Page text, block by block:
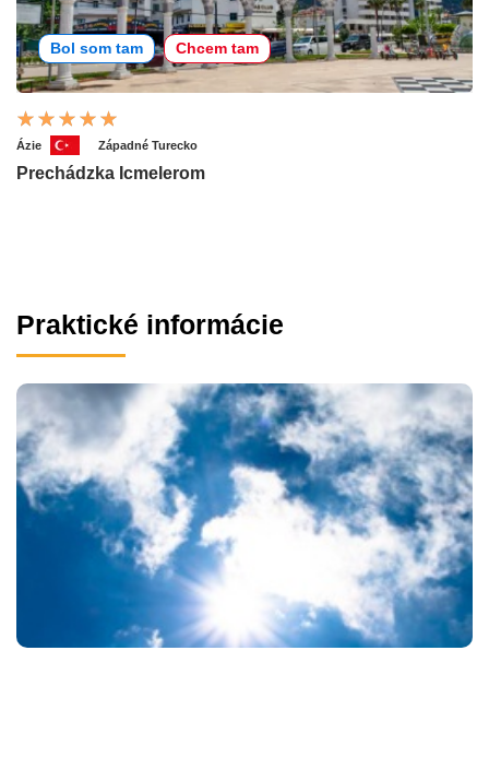
Bol som tam Chcem tam
Ázie Západné Turecko
Prechádzka Icmelerom
Praktické informácie